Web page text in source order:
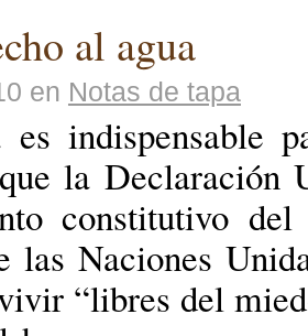
al agua
en Notas de tapa
es indispensable
la Declaración
constitutivo
las Naciones
“libres del